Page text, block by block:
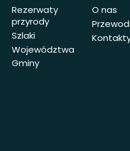
Rezerwaty
przyrody
Szlaki
Województwa
Gminy
O nas